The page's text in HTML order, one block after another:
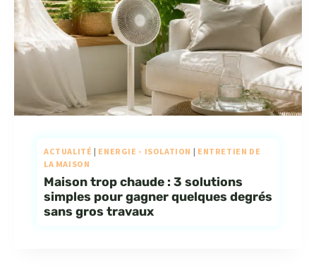
ACTUALITÉ | ENERGIE - ISOLATION | ENTRETIEN DE
LA MAISON
Maison trop chaude : 3 solutions
simples pour gagner quelques degrés
sans gros travaux